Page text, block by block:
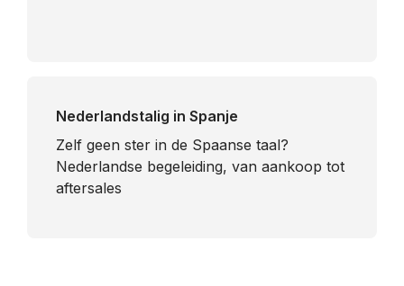
Nederlandstalig in Spanje
​Zelf geen ster in de Spaanse taal?
Nederlandse begeleiding, van aankoop tot
aftersales